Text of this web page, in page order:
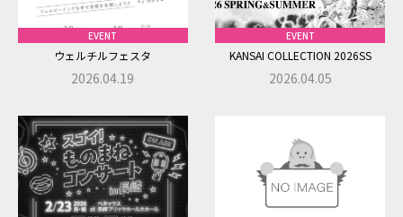
EVENT
ウェルチルフェスタ
2026.04.19
EVENT
KANSAI COLLECTION 2026SS
2026.04.05
株式会社ドリーム・ラボは、個人情報を取り扱うにあたって
は、「個人情報の保護に関する法律」をはじめとする個人情
報の保護に関する法令、ガイドラインおよび本プライバシー
ポリシーを遵守いたします。
2.個人情報の収集
株式会社ドリーム・ラボは、必要な範囲で個人情報を収集す
ることがあります。
収集する個人情報の範囲は、利用目的を達成するために必要